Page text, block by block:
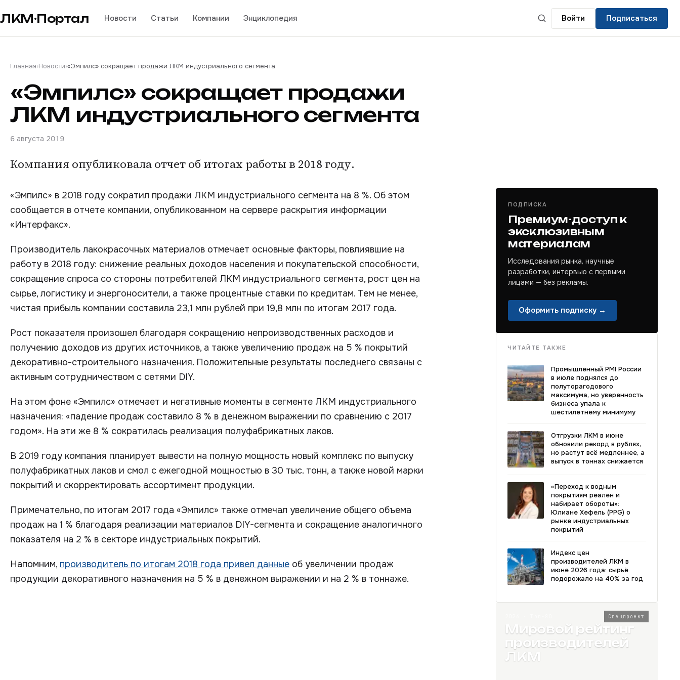
ЛКМ·Портал Новости Статьи Компании Энциклопедия Войти Подписаться
Главная›Новости›«Эмпилс» сокращает продажи ЛКМ индустриального сегмента
«Эмпилс» сокращает продажи
ЛКМ индустриального сегмента
6 августа 2019
Компания опубликовала отчет об итогах работы в 2018 году.
«Эмпилс» в 2018 году сократил продажи ЛКМ индустриального сегмента на 8 %. Об этом
сообщается в отчете компании, опубликованном на сервере раскрытия информации
«Интерфакс».
Производитель лакокрасочных материалов отмечает основные факторы, повлиявшие на
работу в 2018 году: снижение реальных доходов населения и покупательской способности,
сокращение спроса со стороны потребителей ЛКМ индустриального сегмента, рост цен на
сырье, логистику и энергоносители, а также процентные ставки по кредитам. Тем не менее,
чистая прибыль компании составила 23,1 млн рублей при 19,8 млн по итогам 2017 года.
Рост показателя произошел благодаря сокращению непроизводственных расходов и
получению доходов из других источников, а также увеличению продаж на 5 % покрытий
декоративно-строительного назначения. Положительные результаты последнего связаны с
активным сотрудничеством с сетями DIY.
На этом фоне «Эмпилс» отмечает и негативные моменты в сегменте ЛКМ индустриального
назначения: «падение продаж составило 8 % в денежном выражении по сравнению с 2017
годом». На эти же 8 % сократилась реализация полуфабрикатных лаков.
В 2019 году компания планирует вывести на полную мощность новый комплекс по выпуску
полуфабрикатных лаков и смол с ежегодной мощностью в 30 тыс. тонн, а также новой марки
покрытий и скорректировать ассортимент продукции.
Примечательно, по итогам 2017 года «Эмпилс» также отмечал увеличение общего объема
продаж на 1 % благодаря реализации материалов DIY-сегмента и сокращение аналогичного
показателя на 2 % в секторе индустриальных покрытий.
Напомним, производитель по итогам 2018 года привел данные об увеличении продаж
продукции декоративного назначения на 5 % в денежном выражении и на 2 % в тоннаже.
ПОДПИСКА
Премиум-доступ к
эксклюзивным
материалам
Исследования рынка, научные
разработки, интервью с первыми
лицами — без рекламы.
Оформить подписку →
ЧИТАЙТЕ ТАКЖЕ
Промышленный PMI России
в июле поднялся до
полуторагодового
максимума, но уверенность
бизнеса упала к
шестилетнему минимуму
Отгрузки ЛКМ в июне
обновили рекорд в рублях,
но растут всё медленнее, а
выпуск в тоннах снижается
«Переход к водным
покрытиям реален и
набирает обороты»:
Юлиане Хефель (PPG) о
рынке индустриальных
покрытий
Индекс цен
производителей ЛКМ в
июне 2026 года: сырьё
подорожало на 40% за год
Спецпроект
Мировой рейтинг
производителей
ЛКМ